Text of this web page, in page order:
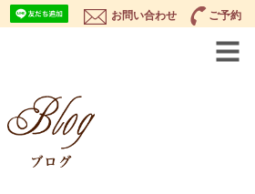
お問い合わせ ご予約